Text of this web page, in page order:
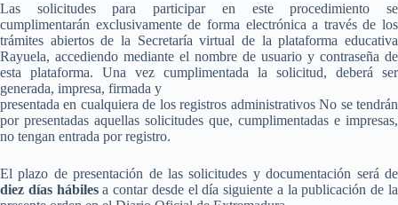
Las solicitudes para participar en este procedimiento se
cumplimentarán exclusivamente de forma electrónica a través de los
trámites abiertos de la Secretaría virtual de la plataforma educativa
Rayuela, accediendo mediante el nombre de usuario y contraseña de
esta plataforma. Una vez cumplimentada la solicitud, deberá ser
generada, impresa, firmada y
presentada en cualquiera de los registros administrativos No se tendrán
por presentadas aquellas solicitudes que, cumplimentadas e impresas,
no tengan entrada por registro.
El plazo de presentación de las solicitudes y documentación será de
diez días hábilesa contar desde el día siguiente a la publicación de la